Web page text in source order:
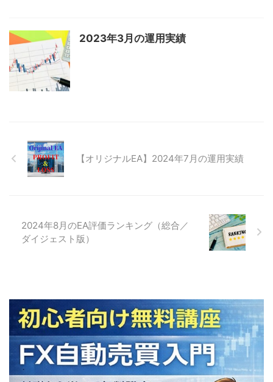
2023年3月の運用実績
【オリジナルEA】2024年7月の運用実績
2024年8月のEA評価ランキング（総合／
ダイジェスト版）